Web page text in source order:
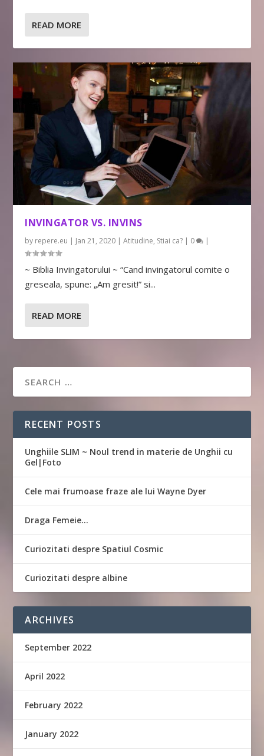
READ MORE
INVINGATOR VS. INVINS
by repere.eu | Jan 21, 2020 |Atitudine, Stiai ca? | 0 |
~ Biblia Invingatorului ~ “Cand invingatorul comite o
greseala, spune: „Am gresit!” si...
READ MORE
RECENT POSTS
Unghiile SLIM ~ Noul trend in materie de Unghii cu
Gel|Foto
Cele mai frumoase fraze ale lui Wayne Dyer
Draga Femeie…
Curiozitati despre Spatiul Cosmic
Curiozitati despre albine
ARCHIVES
September 2022
April 2022
February 2022
January 2022